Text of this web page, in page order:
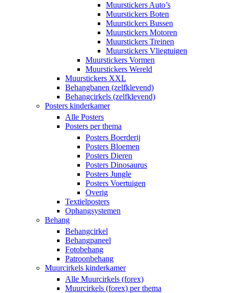
Muurstickers Auto’s
Muurstickers Boten
Muurstickers Bussen
Muurstickers Motoren
Muurstickers Treinen
Muurstickers Vliegtuigen
Muurstickers Vormen
Muurstickers Wereld
Muurstickers XXL
Behangbanen (zelfklevend)
Behangcirkels (zelfklevend)
Posters kinderkamer
Alle Posters
Posters per thema
Posters Boerderij
Posters Bloemen
Posters Dieren
Posters Dinosaurus
Posters Jungle
Posters Voertuigen
Overig
Textielposters
Ophangsystemen
Behang
Behangcirkel
Behangpaneel
Fotobehang
Patroonbehang
Muurcirkels kinderkamer
Alle Muurcirkels (forex)
Muurcirkels (forex) per thema